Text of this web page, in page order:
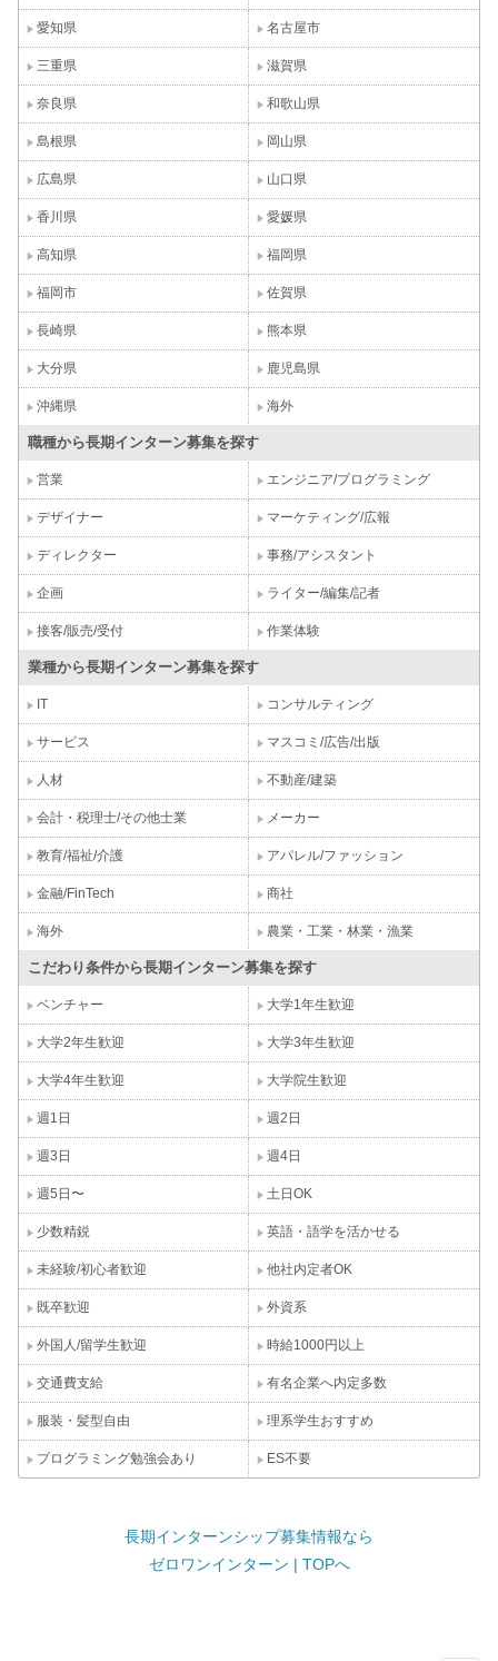
愛知県 名古屋市
三重県 滋賀県
奈良県 和歌山県
島根県 岡山県
広島県 山口県
香川県 愛媛県
高知県 福岡県
福岡市 佐賀県
長崎県 熊本県
大分県 鹿児島県
沖縄県 海外
職種から長期インターン募集を探す
営業 エンジニア/プログラミング
デザイナー マーケティング/広報
ディレクター 事務/アシスタント
企画 ライター/編集/記者
接客/販売/受付 作業体験
業種から長期インターン募集を探す
IT コンサルティング
サービス マスコミ/広告/出版
人材 不動産/建築
会計・税理士/その他士業 メーカー
教育/福祉/介護 アパレル/ファッション
金融/FinTech 商社
海外 農業・工業・林業・漁業
こだわり条件から長期インターン募集を探す
ベンチャー 大学1年生歓迎
大学2年生歓迎 大学3年生歓迎
大学4年生歓迎 大学院生歓迎
週1日 週2日
週3日 週4日
週5日〜 土日OK
少数精鋭 英語・語学を活かせる
未経験/初心者歓迎 他社内定者OK
既卒歓迎 外資系
外国人/留学生歓迎 時給1000円以上
交通費支給 有名企業へ内定多数
服装・髪型自由 理系学生おすすめ
プログラミング勉強会あり ES不要
長期インターンシップ募集情報なら
ゼロワンインターン | TOPへ